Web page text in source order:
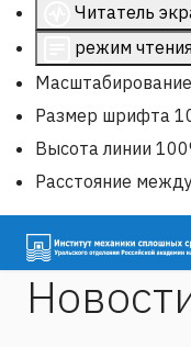
Читатель
режим чтения
Размер шрифта
Высота линии 100
Расстояние